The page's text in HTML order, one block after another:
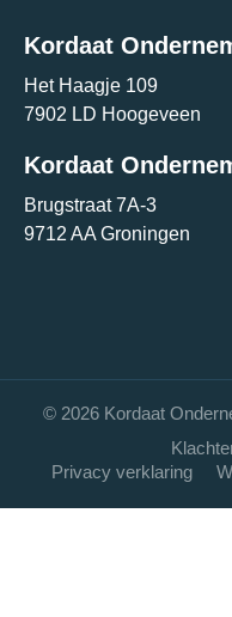
Kordaat
Het Haagje 109
7902 LD Hoogeveen
Kordaat
Brugstraat 7A-3
9712 AA Groningen
© 2026 Kordaat
Privacy verklaring